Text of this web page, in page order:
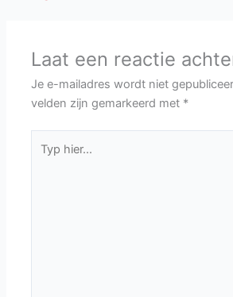
Laat een reactie
Je e-mailadres wordt niet
velden zijn gemarkeerd met *
hier...